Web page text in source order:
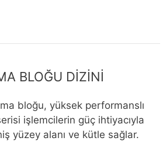
BLOĞU DİZİNİ
bloğu, yüksek performanslı
işlemcilerin güç ihtiyacıyla
yüzey alanı ve kütle sağlar.